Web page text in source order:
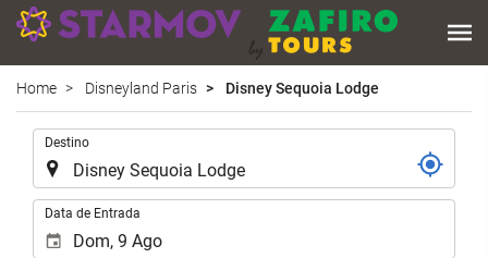
Home Disneyland Paris Disney Sequoia Lodge
Destino
Data de Entrada